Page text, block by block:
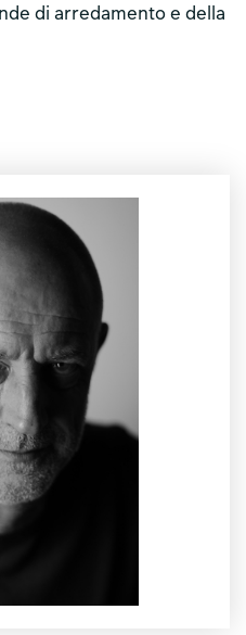
di arredamento e della